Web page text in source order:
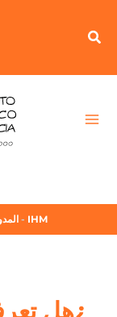
IHM
-
¿هل